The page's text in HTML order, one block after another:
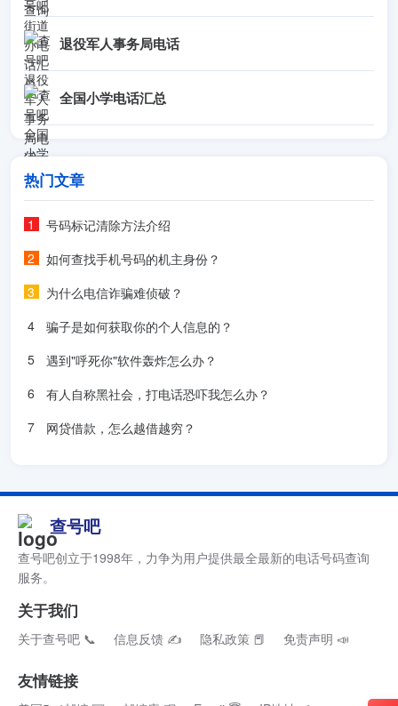
退役军人事务局电话
全国小学电话汇总
热门文章
号码标记清除方法介绍
如何查找手机号码的机主身份？
为什么电信诈骗难侦破？
骗子是如何获取你的个人信息的？
遇到"呼死你"软件轰炸怎么办？
有人自称黑社会，打电话恐吓我怎么办？
网贷借款，怎么越借越穷？
查号吧
查号吧创立于1998年，力争为用户提供最全最新的电话号码查询
服务。
关于我们
关于查号吧 📞 信息反馈 ✍ 隐私政策 📕 免责声明 📣
友情链接